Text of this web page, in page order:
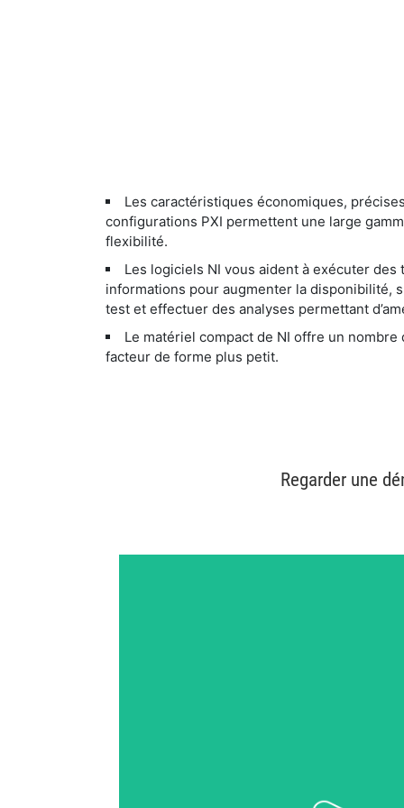
Les caractéristiques économiques,
configurations PXI permettent une large
flexibilité.
Les logiciels NI vous aident à exécuter
informations pour augmenter la disponibilité,
test et effectuer des analyses permettant
Le matériel compact de NI offre un
facteur de forme plus petit.
Regarder une